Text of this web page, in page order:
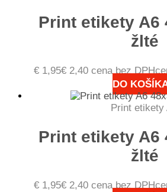
Print etikety A6
žlté
€1,95€2,40 cena bez DPH
DO
Print etikety
Print etikety A6
žlté
€1,95€2,40 cena bez DPH